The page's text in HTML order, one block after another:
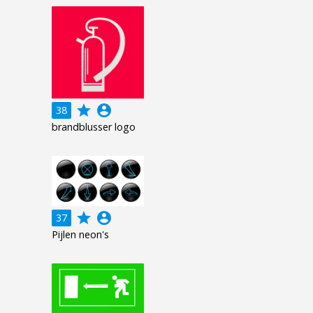
38 grade account_circle
brandblusser logo
37 grade account_circle
Pijlen neon's